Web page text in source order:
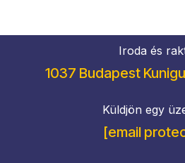
Iroda és
1037 Budapest
Küldjön egy
[email